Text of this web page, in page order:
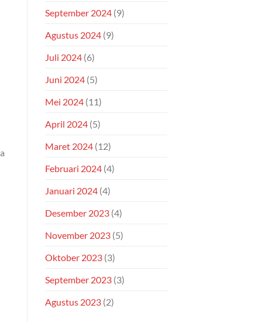
September 2024 (9)
Agustus 2024 (9)
Juli 2024 (6)
Juni 2024 (5)
Mei 2024 (11)
April 2024 (5)
Maret 2024 (12)
Februari 2024 (4)
Januari 2024 (4)
Desember 2023 (4)
November 2023 (5)
Oktober 2023 (3)
September 2023 (3)
Agustus 2023 (2)